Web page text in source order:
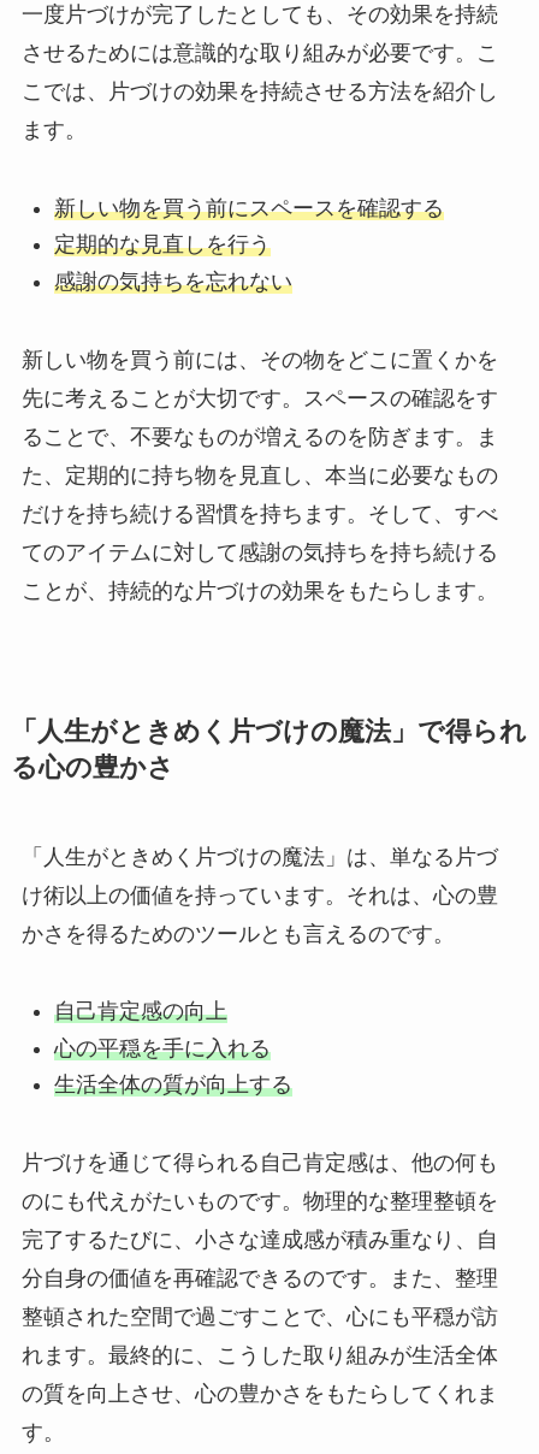
一度片づけが完了したとしても、その効果を持続
させるためには意識的な取り組みが必要です。こ
こでは、片づけの効果を持続させる方法を紹介し
ます。
新しい物を買う前にスペースを確認する
定期的な見直しを行う
感謝の気持ちを忘れない
新しい物を買う前には、その物をどこに置くかを
先に考えることが大切です。スペースの確認をす
ることで、不要なものが増えるのを防ぎます。ま
た、定期的に持ち物を見直し、本当に必要なもの
だけを持ち続ける習慣を持ちます。そして、すべ
てのアイテムに対して感謝の気持ちを持ち続ける
ことが、持続的な片づけの効果をもたらします。
「人生がときめく片づけの魔法」で得られ
る心の豊かさ
「人生がときめく片づけの魔法」は、単なる片づ
け術以上の価値を持っています。それは、心の豊
かさを得るためのツールとも言えるのです。
自己肯定感の向上
心の平穏を手に入れる
生活全体の質が向上する
片づけを通じて得られる自己肯定感は、他の何も
のにも代えがたいものです。物理的な整理整頓を
完了するたびに、小さな達成感が積み重なり、自
分自身の価値を再確認できるのです。また、整理
整頓された空間で過ごすことで、心にも平穏が訪
れます。最終的に、こうした取り組みが生活全体
の質を向上させ、心の豊かさをもたらしてくれま
す。